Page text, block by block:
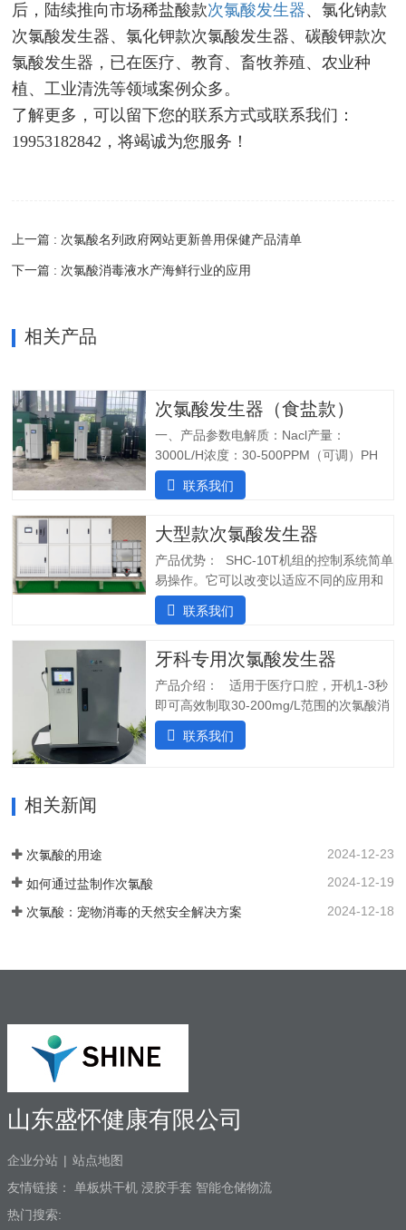
后，陆续推向市场稀盐酸款次氯酸发生器、氯化钠款
次氯酸发生器、氯化钾款次氯酸发生器、碳酸钾款次
氯酸发生器，已在医疗、教育、畜牧养殖、农业种
植、工业清洗等领域案例众多。
了解更多，可以留下您的联系方式或联系我们：
19953182842，将竭诚为您服务！
上一篇 : 次氯酸名列政府网站更新兽用保健产品清单
下一篇 : 次氯酸消毒液水产海鲜行业的应用
相关产品
次氯酸发生器（食盐款）
一、产品参数电解质：Nacl产量：
3000L/H浓度：30-500PPM（可调）PH
值：5.0-6.5纯水系统酸水最大功率：
7200W纯水最大功率：1800W输入电压：
装完毕二、产品特点：1.自主研发：可满
足客户个性化定制需求；2.高度集成系
统：前置水预处理系统搭配RO反渗透系
统，一体化集成;3.PLC控制:在线显示浓
度、ph值、氧化还原电位ORP等指标;4.安
操作简单:操作界面简单清晰，无需培训；
守，远程操作，实时显示；三、产品使用
场景：…
联系我们
大型款次氯酸发生器
产品优势： SHC-10T机组的控制系统简单
易操作。它可以改变以适应不同的应用和
条件。液压部分安装了一个流量控制器，
用于在供水中断时关闭SHINE装置，并在
确保在任何给定时间提供所需的剂量。外
壳由非腐蚀性材料制成。管子和连接器采
用进口氟胶管，对腐蚀性溶液具有很强的
抵抗力。所有输入和输出连接器都位于外
壳的侧面，以便方便地放置设备。带有电
联系我们
牙科专用次氯酸发生器
产品介绍： 适用于医疗口腔，开机1-3秒
即可高效制取30-200mg/L范围的次氯酸消
毒水；使用口腔水路消毒一体机生成的微
酸性电解次氯酸水，作为口腔治疗台的牙
消毒问题。各地市的使用标准：解决方案
以及使用场景：1. 一机多用，解决牙椅水
联系我们
相关新闻
次氯酸的用途 2024-12-23
如何通过盐制作次氯酸 2024-12-19
次氯酸：宠物消毒的天然安全解决方案 2024-12-18
山东盛怀健康有限公司
企业分站 | 站点地图
友情链接： 单板烘干机 浸胶手套 智能仓储物流
热门搜索: